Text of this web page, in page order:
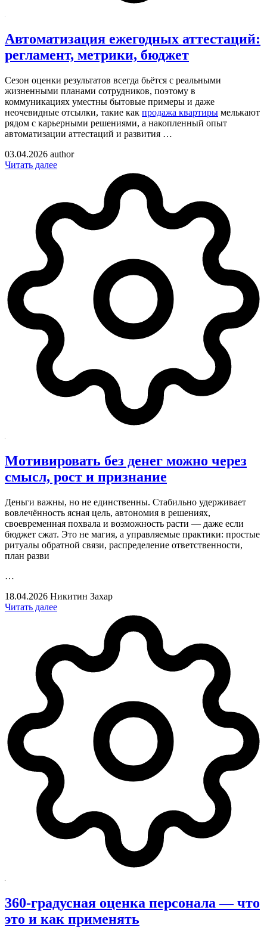
Автоматизация ежегодных аттестаций:
регламент, метрики, бюджет
Сезон оценки результатов всегда бьётся с реальными
жизненными планами сотрудников, поэтому в
коммуникациях уместны бытовые примеры и даже
неочевидные отсылки, такие как продажа квартиры мелькают
рядом с карьерными решениями, а накопленный опыт
автоматизации аттестаций и развития …
03.04.2026 author
Читать далее
Мотивировать без денег можно через
смысл, рост и признание
Деньги важны, но не единственны. Стабильно удерживает
вовлечённость ясная цель, автономия в решениях,
своевременная похвала и возможность расти — даже если
бюджет сжат. Это не магия, а управляемые практики: простые
ритуалы обратной связи, распределение ответственности,
план разви
…
18.04.2026 Никитин Захар
Читать далее
360-градусная оценка персонала — что
это и как применять